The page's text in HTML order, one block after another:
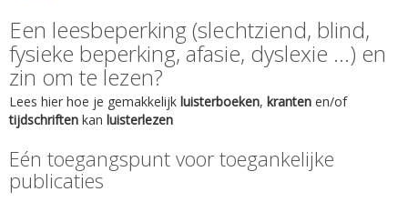
Een leesbeperking (slechtziend, blind,
fysieke beperking, afasie, dyslexie ...) en
zin om te lezen?
Lees hier hoe je gemakkelijk luisterboeken, kranten en/of
tijdschriften kan luisterlezen
Eén toegangspunt voor toegankelijke
publicaties